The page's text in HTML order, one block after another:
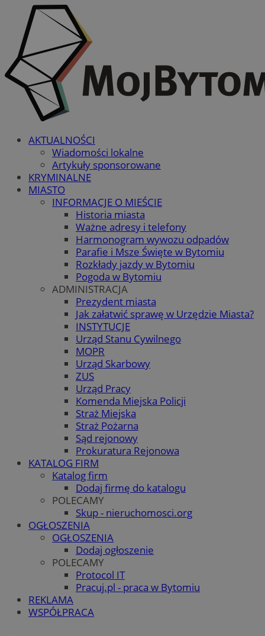
AKTUALNOŚCI
Wiadomości lokalne
Artykuły sponsorowane
KRYMINALNE
MIASTO
INFORMACJE O MIEŚCIE
Historia miasta
Ważne adresy i telefony
Harmonogram wywozu odpadów
Parafie i Msze Święte w Bytomiu
Rozkłady jazdy w Bytomiu
Pogoda w Bytomiu
ADMINISTRACJA
Prezydent miasta
Jak załatwić sprawę w Urzędzie Miasta?
INSTYTUCJE
Urząd Stanu Cywilnego
MOPR
Urząd Skarbowy
ZUS
Urząd Pracy
Komenda Miejska Policji
Straż Miejska
Straż Pożarna
Sąd rejonowy
Prokuratura Rejonowa
KATALOG FIRM
Katalog firm
Dodaj firmę do katalogu
POLECAMY
Skup - nieruchomosci.org
OGŁOSZENIA
OGŁOSZENIA
Dodaj ogłoszenie
POLECAMY
Protocol IT
Pracuj.pl - praca w Bytomiu
REKLAMA
WSPÓŁPRACA